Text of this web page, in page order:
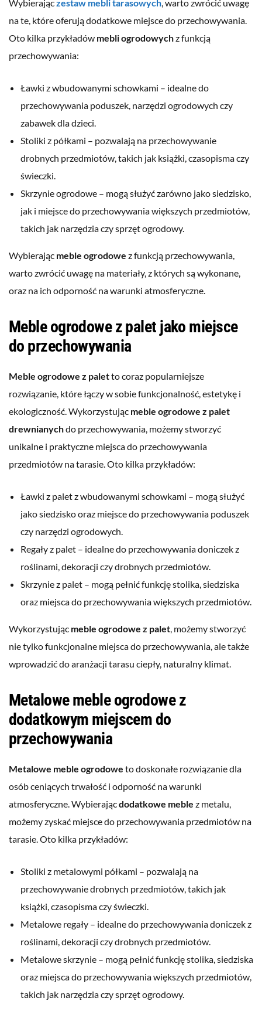
Wybierajączestaw mebli tarasowych, warto zwrócić uwagę
na te, które oferują dodatkowe miejsce do przechowywania.
Oto kilka przykładów mebli ogrodowychz funkcją
przechowywania:
Ławki z wbudowanymi schowkami – idealne do
przechowywania poduszek, narzędzi ogrodowych czy
zabawek dla dzieci.
Stoliki z półkami – pozwalają na przechowywanie
drobnych przedmiotów, takich jak książki, czasopisma czy
świeczki.
Skrzynie ogrodowe – mogą służyć zarówno jako siedzisko,
jak i miejsce do przechowywania większych przedmiotów,
takich jak narzędzia czy sprzęt ogrodowy.
Wybierając meble ogrodowe z funkcją przechowywania,
warto zwrócić uwagę na materiały, z których są wykonane,
oraz na ich odporność na warunki atmosferyczne.
Meble ogrodowe z palet jako miejsce
do przechowywania
Meble ogrodowe z paletto coraz popularniejsze
rozwiązanie, które łączy w sobie funkcjonalność, estetykę i
ekologiczność. Wykorzystując meble ogrodowe z palet
drewnianychdo przechowywania, możemy stworzyć
unikalne i praktyczne miejsca do przechowywania
przedmiotów na tarasie. Oto kilka przykładów:
Ławki z palet z wbudowanymi schowkami – mogą służyć
jako siedzisko oraz miejsce do przechowywania poduszek
czy narzędzi ogrodowych.
Regały z palet – idealne do przechowywania doniczek z
roślinami, dekoracji czy drobnych przedmiotów.
Skrzynie z palet – mogą pełnić funkcję stolika, siedziska
oraz miejsca do przechowywania większych przedmiotów.
Wykorzystując meble ogrodowe z palet, możemy stworzyć
nie tylko funkcjonalne miejsca do przechowywania, ale także
wprowadzić do aranżacji tarasu ciepły, naturalny klimat.
Metalowe meble ogrodowe z
dodatkowym miejscem do
przechowywania
Metalowe meble ogrodowe to doskonałe rozwiązanie dla
osób ceniących trwałość i odporność na warunki
atmosferyczne. Wybierającdodatkowe meble z metalu,
możemy zyskać miejsce do przechowywania przedmiotów na
tarasie. Oto kilka przykładów:
Stoliki z metalowymi półkami – pozwalają na
przechowywanie drobnych przedmiotów, takich jak
książki, czasopisma czy świeczki.
Metalowe regały – idealne do przechowywania doniczek z
roślinami, dekoracji czy drobnych przedmiotów.
Metalowe skrzynie – mogą pełnić funkcję stolika, siedziska
oraz miejsca do przechowywania większych przedmiotów,
takich jak narzędzia czy sprzęt ogrodowy.